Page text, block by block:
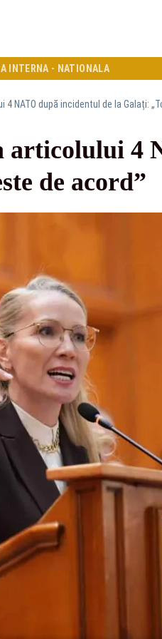
INTERNA - NATIONALA
4 NATO după incidentul de la Galați:
articolului 4
de acord”